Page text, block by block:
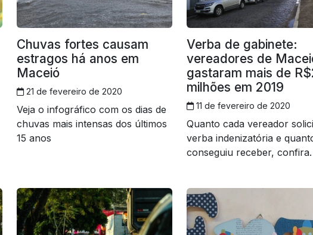
Chuvas fortes causam
estragos há anos em
Maceió
21 de fevereiro de 2020
Veja o infográfico com os dias de
chuvas mais intensas dos últimos
15 anos
Verba de gabinete:
vereadores de
gastaram mais de
milhões em 2019
11 de fevereiro de 2020
Quanto cada vereador
verba indenizatória e
conseguiu receber, confira.